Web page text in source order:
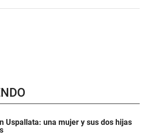
Uspallata: una mujer y sus dos hijas